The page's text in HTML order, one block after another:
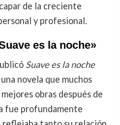
de la creciente
y profesional.
es la noche»
Suave es la noche
novela que muchos
obras después de
fue profundamente